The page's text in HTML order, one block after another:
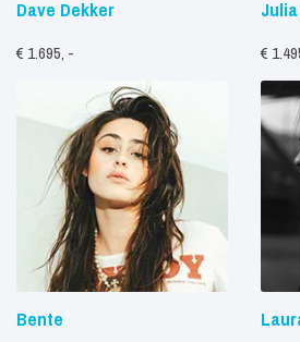
Dave Dekker
€ 1.695, - €
Bente